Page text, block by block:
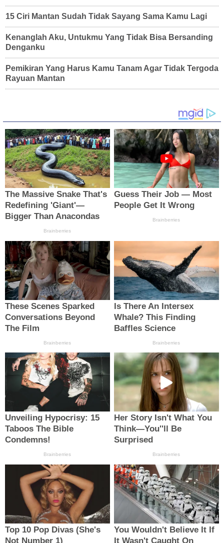
15 Ciri Mantan Sudah Tidak Sayang Sama Kamu Lagi
Kenanglah Aku, Untukmu Yang Tidak Bisa Bersanding
Denganku
Pemikiran Yang Harus Kamu Tanam Agar Tidak Tergoda
Rayuan Mantan